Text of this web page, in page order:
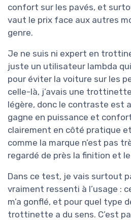
confort sur les pavés, et
vaut le prix face aux autres
genre.
Je ne suis ni expert en
juste un utilisateur lambda
pour éviter la voiture sur les
celle-là, j’avais une
légère, donc le contraste est
gagne en puissance et
clairement en côté pratique
comme la marque n’est pas
regardé de près la finition et
Dans ce test, je vais surtout
vraiment ressenti à l’usage :
m’a gonflé, et pour quel type
trottinette a du sens. C’est